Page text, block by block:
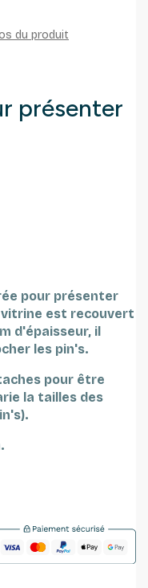
du produit
présenter
pour présenter
vitrine est recouvert
d'épaisseur, il
les pin's.
pour être
la tailles des